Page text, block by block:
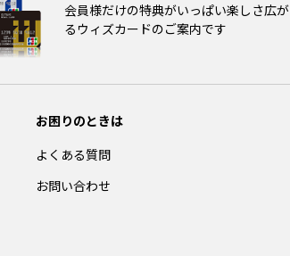
会員様だけの特典がいっぱい楽しさ広が
るウィズカードのご案内です
お困りのときは
よくある質問
お問い合わせ